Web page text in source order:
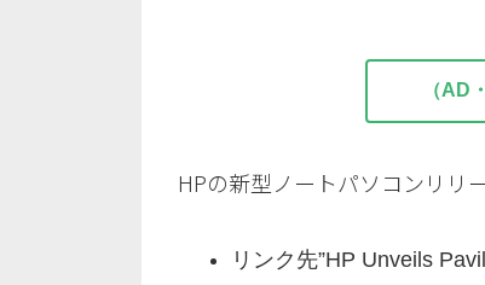
（AD
HPの新型ノートパソコンリリ
リンク先”HP Unveils